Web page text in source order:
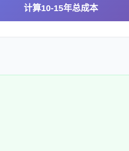
计算10-15年总成本